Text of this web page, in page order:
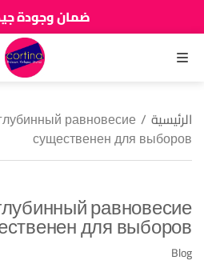
ضمان وجودة
زين دارك يزيانو
القائمة
الرئيسية /
равновесие
существенен для выборов
равновесие
для выборов
Blog